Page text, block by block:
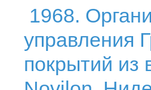
1968.
управления
покрытий из